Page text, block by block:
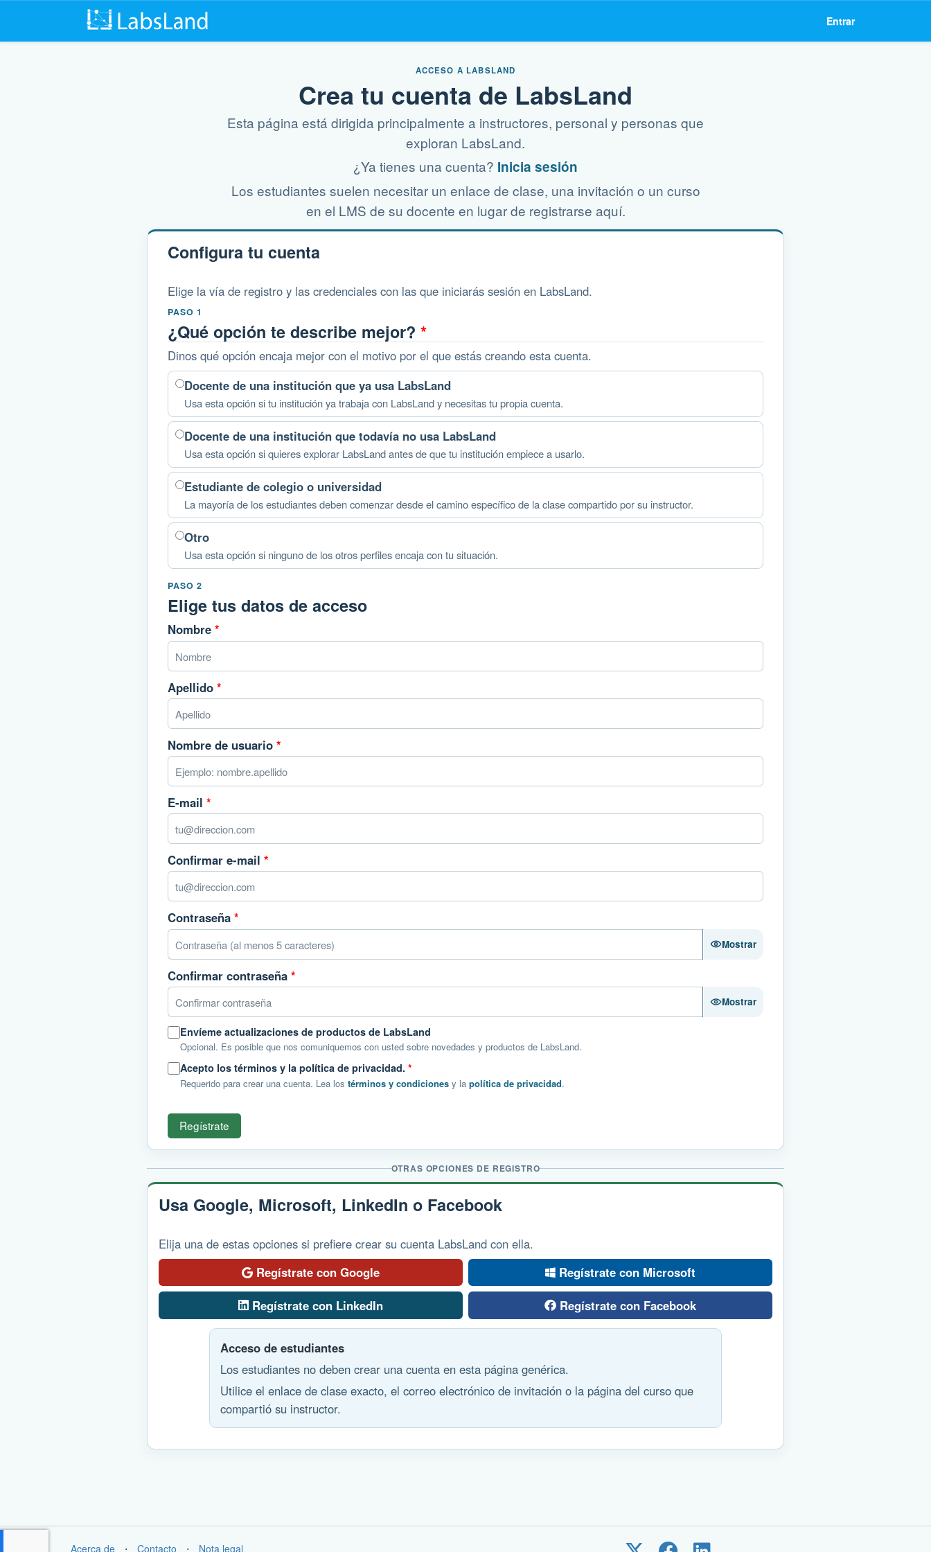
Entrar
ACCESO A LABSLAND
Crea tu cuenta de LabsLand
Esta página está dirigida principalmente a instructores, personal y personas que
exploran LabsLand.
¿Ya tienes una cuenta? Inicia sesión
Los estudiantes suelen necesitar un enlace de clase, una invitación o un curso
en el LMS de su docente en lugar de registrarse aquí.
Configura tu cuenta
Elige la vía de registro y las credenciales con las que iniciarás sesión en LabsLand.
PASO 1
¿Qué opción te describe mejor? *
Dinos qué opción encaja mejor con el motivo por el que estás creando esta cuenta.
Docente de una institución que ya usa LabsLand
Usa esta opción si tu institución ya trabaja con LabsLand y necesitas tu propia cuenta.
Docente de una institución que todavía no usa LabsLand
Usa esta opción si quieres explorar LabsLand antes de que tu institución empiece a usarlo.
Estudiante de colegio o universidad
La mayoría de los estudiantes deben comenzar desde el camino específico de la clase compartido por su instructor.
Otro
Usa esta opción si ninguno de los otros perfiles encaja con tu situación.
PASO 2
Elige tus datos de acceso
Nombre *
Apellido *
Nombre de usuario *
E-mail *
Confirmar e-mail *
Contraseña *
Mostrar
Confirmar contraseña *
Mostrar
Envíeme actualizaciones de productos de LabsLand
Opcional. Es posible que nos comuniquemos con usted sobre novedades y productos de LabsLand.
Acepto los términos y la política de privacidad. *
Requerido para crear una cuenta. Lea los términos y condiciones y la política de privacidad.
Regístrate
OTRAS OPCIONES DE REGISTRO
Usa Google, Microsoft, LinkedIn o Facebook
Elija una de estas opciones si prefiere crear su cuenta LabsLand con ella.
Regístrate con Google
Regístrate con Microsoft
Regístrate con LinkedIn
Regístrate con Facebook
Acceso de estudiantes
Los estudiantes no deben crear una cuenta en esta página genérica.
Utilice el enlace de clase exacto, el correo electrónico de invitación o la página del curso que
compartió su instructor.
Acerca de ⋅ Contacto ⋅ Nota legal